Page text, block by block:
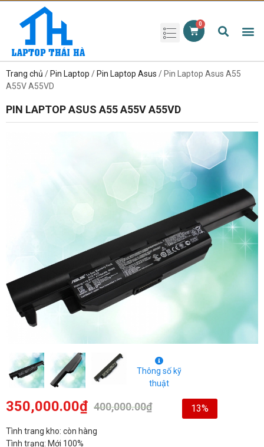
Trang chủ / Pin Laptop / Pin Laptop Asus / Pin Laptop Asus A55
A55V A55VD
PIN LAPTOP ASUS A55 A55V A55VD
Thông số kỹ
thuật
400,000.00₫
350,000.00₫ 13%
Tình trang kho: còn hàng
Tình trạng: Mới 100%